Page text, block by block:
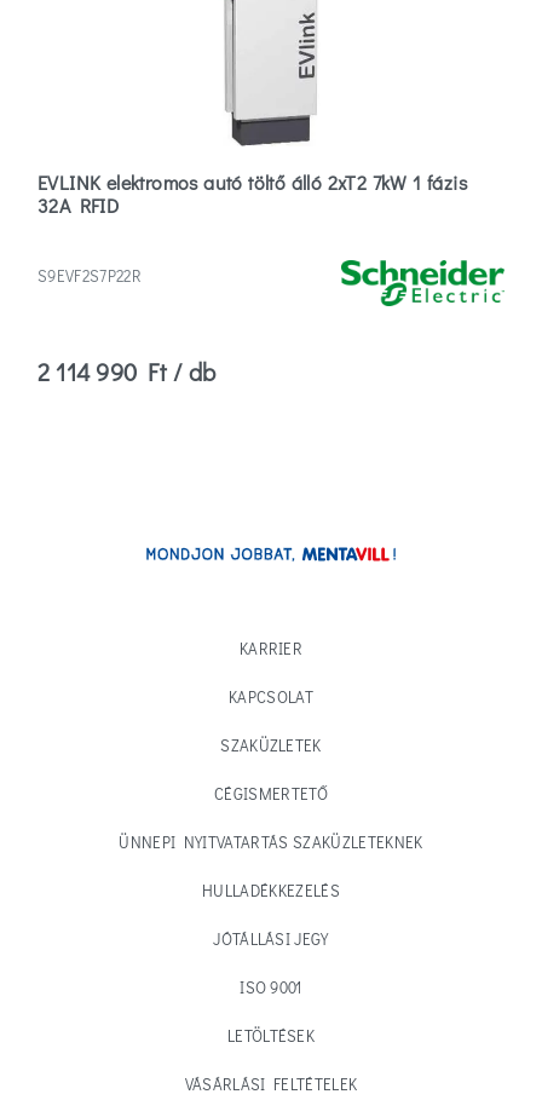
EVLINK elektromos autó töltő álló 2xT2 7kW 1 fázis
32A RFID
S9EVF2S7P22R
2 114 990 Ft / db
KARRIER
KAPCSOLAT
SZAKÜZLETEK
CÉGISMERTETŐ
ÜNNEPI NYITVATARTÁS SZAKÜZLETEKNEK
HULLADÉKKEZELÉS
JÓTÁLLÁSI JEGY
ISO 9001
LETÖLTÉSEK
VÁSÁRLÁSI FELTÉTELEK